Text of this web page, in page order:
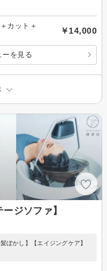
カット＋
￥14,000
ーを見る
ジソファ】
ぼかし】【エイジングケア】